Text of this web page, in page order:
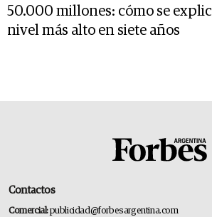
50.000 millones: cómo se
nivel más alto en siete años
Contactos
Comercial:publicidad@forbesargentina.com